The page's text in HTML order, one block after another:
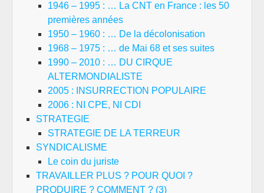
1946 – 1995 : … La CNT en France : les 50
premières années
1950 – 1960 : … De la décolonisation
1968 – 1975 : … de Mai 68 et ses suites
1990 – 2010 : … DU CIRQUE
ALTERMONDIALISTE
2005 : INSURRECTION POPULAIRE
2006 : NI CPE, NI CDI
STRATEGIE
STRATEGIE DE LA TERREUR
SYNDICALISME
Le coin du juriste
TRAVAILLER PLUS ? POUR QUOI ?
PRODUIRE ? COMMENT ? (3)